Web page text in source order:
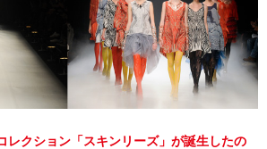
クション「スキンリーズ」が誕生したの